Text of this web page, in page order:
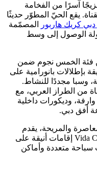
آسرًا من الفخامة
يقع الحيّ المطوّر حديثًا
كريك هاربور
المصمّمة
الوصول إلى وسط
فئة الخمس نجوم ضمن
بإطلالات بانورامية على
وسبا مجددًا للنشاط.
من الطراز العربي، مع
وديكورات داخلية
أفق دبي.
والمريحة، يقدم
فندق Vida Creek Harbour وVida Creek Beach إقامات أنيقة على
سباحة متعددة وأماكن